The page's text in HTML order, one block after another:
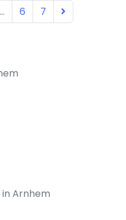
Arnhem
... 6 7